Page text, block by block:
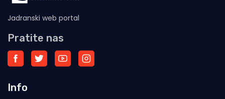
Jadranski web portal
Pratite nas
Info